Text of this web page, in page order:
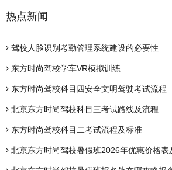
热点新闻
驾校人脸识别考勤管理系统建设的必要性
东方时尚驾校学车VR模拟训练
东方时尚驾校科目四安全文明驾驶考试流程
北京东方时尚驾校科目三考试路线及流程
东方时尚驾校科目二考试流程及标准
北京东方时尚驾校暑假班2026年优惠价格表